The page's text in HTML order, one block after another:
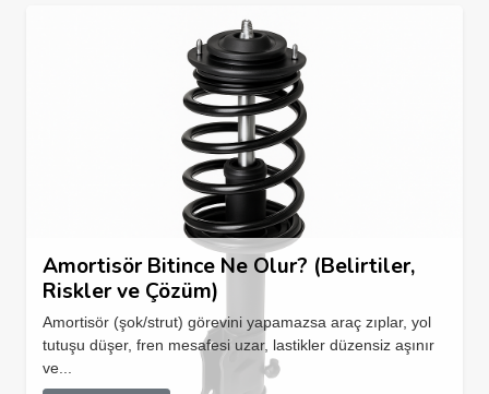
Amortisör Bitince Ne Olur? (Belirtiler,
Riskler ve Çözüm)
Amortisör (şok/strut) görevini yapamazsa araç zıplar, yol
tutuşu düşer, fren mesafesi uzar, lastikler düzensiz aşınır
ve...